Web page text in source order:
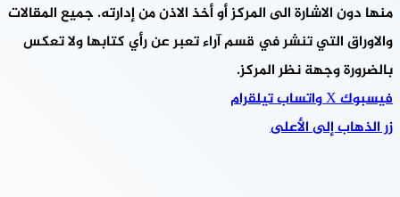
منها دون الاشارة الى المركز أو أخذ الاذن من إدارته. جميع المقالات
والاوراق التي تنشر في قسم آراء تعبر عن رأي كتابها ولا تعكس
بالضرورة وجهة نظر المركز.
فيسبوك‫Xواتسابتيلقرام
زر الذهاب إلى الأعلى